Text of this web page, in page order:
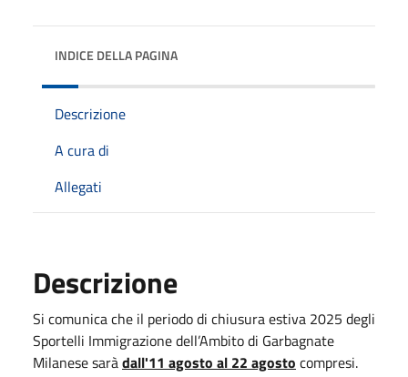
INDICE DELLA PAGINA
Descrizione
A cura di
Allegati
Descrizione
Si comunica che il periodo di chiusura estiva 2025 degli
Sportelli Immigrazione dell’Ambito di Garbagnate
Milanese saràdall'11 agosto al 22 agosto compresi.